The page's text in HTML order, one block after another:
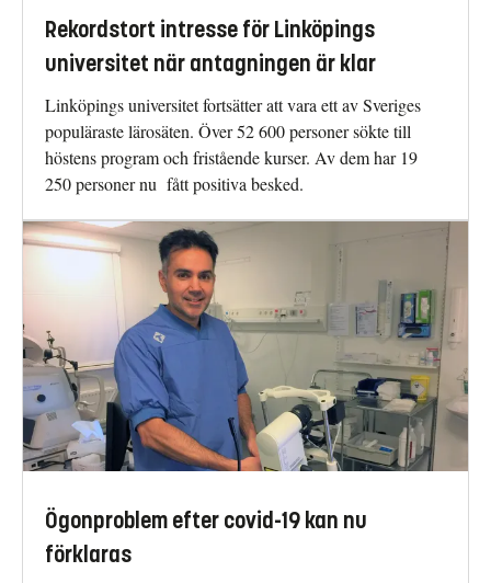
Rekordstort intresse för Linköpings
universitet när antagningen är klar
Linköpings universitet fortsätter att vara ett av Sveriges
populäraste lärosäten. Över 52 600 personer sökte till
höstens program och fristående kurser. Av dem har 19
250 personer nu fått positiva besked.
Ögonproblem efter covid-19 kan nu
förklaras